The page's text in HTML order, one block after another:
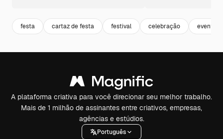
festa cartaz de festa festival celebração evento
A plataforma criativa para você direcionar seu melhor trabalho.
Mais de 1 milhão de assinantes entre criativos, empresas,
agências e estúdios.
Português